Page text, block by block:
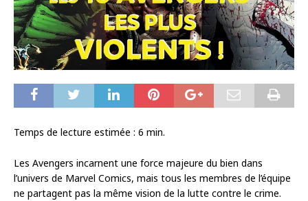
Temps de lecture estimée : 6 min.
Les Avengers incarnent une force majeure du bien dans
l’univers de Marvel Comics, mais tous les membres de l’équipe
ne partagent pas la même vision de la lutte contre le crime.